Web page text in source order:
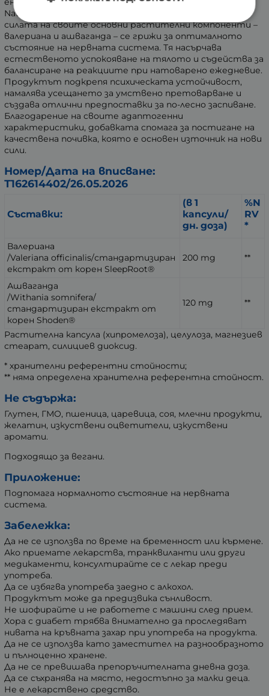
Nature’s Way Rest & Restore е формула, която чрез
силата на своите основни растителни компоненти –
валериана и ашваганда – се грижи за оптималното
състояние на нервната система. Тя насърчава
естественото успокояване на тялото и съдейства за
балансиране на реакциите при натоварено ежедневие.
Продуктът подкрепя психическата устойчивост,
намалява усещането за умствено претоварване и
създава отлични предпоставки за по-лесно заспиване.
Благодарение на своите адаптогенни
характеристики, добавката спомага за постигане на
качествена почивка, която е основен източник на нови
сили.
Номер/Дата на вписване:
Т162614402/26.05.2026
Съставки:
(в 1
капсули/
дн. доза)
%N
RV
*
Валериана
/Valeriana officinalis/стандартизиран
екстракт от корен SleepRoot®
200 mg **
Ашваганда
/Withania somnifera/
стандартизиран екстракт от
корен Shoden®
120 mg **
Растителна капсула (хипромелоза), целулоза, магнезиев
стеарат, силициев диоксид.
* хранителни референтни стойности;
** няма определена хранителна референтна стойност.
Не съдържа:
Глутен, ГМО, пшеница, царевица, соя, млечни продукти,
желатин, изкуствени оцветители, изкуствени
аромати.
Подходящо за вегани.
Приложение:
Подпомага нормалното състояние на нервната
система.
Забележка:
Да не се използва по време на бременност или кърмене.
Ако приемате лекарства, транквиланти или други
медикаменти, консултирайте се с лекар преди
употреба.
Да се избягва употреба заедно с алкохол.
Продуктът може да предизвика сънливост.
Не шофирайте и не работете с машини след прием.
Хора с диабет трябва внимателно да проследяват
нивата на кръвната захар при употреба на продукта.
Да не се използва като заместител на разнообразното
и пълноценно хранене.
Да не се превишава препоръчителната дневна доза.
Да се съхранява на място, недостъпно за малки деца.
Не е лекарствено средство.